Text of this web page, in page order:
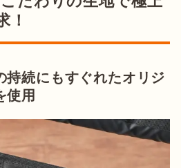
！
持続にもすぐれたオリジ
使用